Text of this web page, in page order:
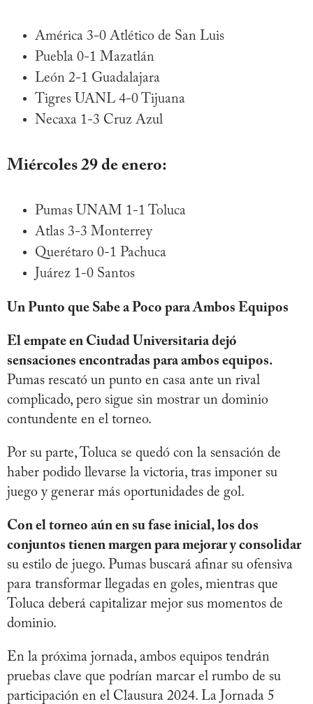
América 3-0 Atlético de San Luis
Puebla 0-1 Mazatlán
León 2-1 Guadalajara
Tigres UANL 4-0 Tijuana
Necaxa 1-3 Cruz Azul
Miércoles 29 de enero:
Pumas UNAM 1-1 Toluca
Atlas 3-3 Monterrey
Querétaro 0-1 Pachuca
Juárez 1-0 Santos
Un Punto que Sabe a Poco para Ambos Equipos
El empate en Ciudad Universitaria dejó
sensaciones encontradas para ambos equipos.
Pumas rescató un punto en casa ante un rival
complicado, pero sigue sin mostrar un dominio
contundente en el torneo.
Por su parte, Toluca se quedó con la sensación de
haber podido llevarse la victoria, tras imponer su
juego y generar más oportunidades de gol.
Con el torneo aún en su fase inicial, los dos
conjuntos tienen margen para mejorar y consolidar
su estilo de juego. Pumas buscará afinar su ofensiva
para transformar llegadas en goles, mientras que
Toluca deberá capitalizar mejor sus momentos de
dominio.
En la próxima jornada, ambos equipos tendrán
pruebas clave que podrían marcar el rumbo de su
participación en el Clausura 2024. La Jornada 5